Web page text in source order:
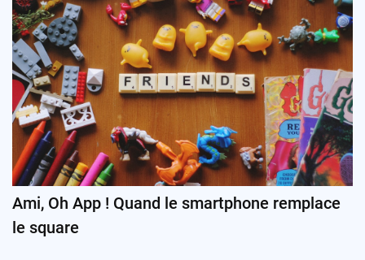
Ami, Oh App ! Quand le smartphone remplace
le square